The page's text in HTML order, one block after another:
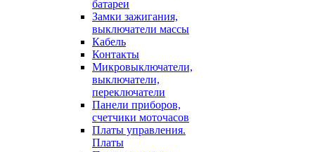
батареи
Замки зажигания,
выключатели массы
Кабель
Контакты
Микровыключатели,
выключатели,
переключатели
Панели приборов,
счетчики моточасов
Платы управления.
Платы